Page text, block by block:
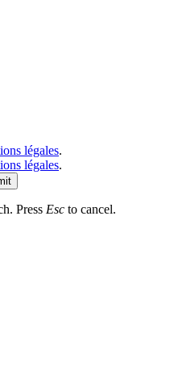
légales.
légales.
Press Esc to cancel.